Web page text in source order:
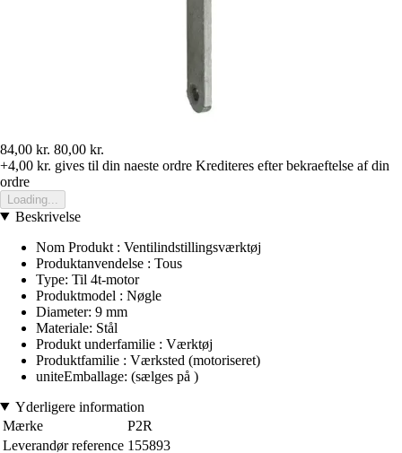
84,00 kr. 80,00 kr.
+4,00 kr. gives til din naeste ordre Krediteres efter bekraeftelse af din
ordre
Loading...
Beskrivelse
Nom Produkt : Ventilindstillingsværktøj
Produktanvendelse : Tous
Type: Til 4t-motor
Produktmodel : Nøgle
Diameter: 9 mm
Materiale: Stål
Produkt underfamilie : Værktøj
Produktfamilie : Værksted (motoriseret)
uniteEmballage: (sælges på )
Yderligere information
Mærke
P2R
Leverandør reference 155893